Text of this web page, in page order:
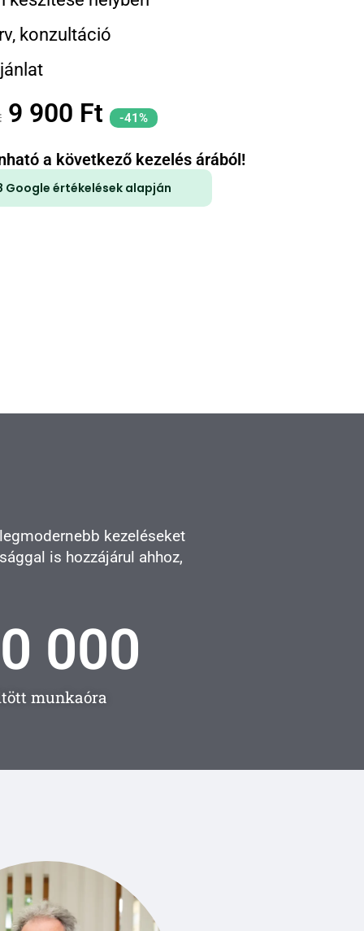
konzultáció
9 900 Ft -41%
a következő kezelés árából!
Google értékelések alapján
kezeléseket
is hozzájárul ahhoz,
munkaóra
000